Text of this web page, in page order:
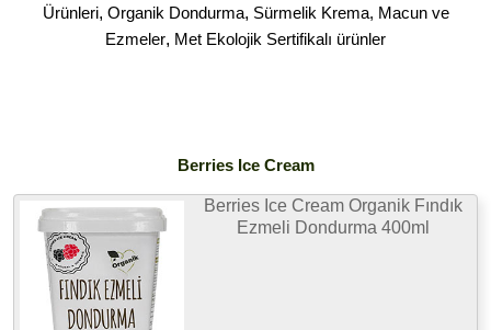
Ürünleri, Organik Dondurma, Sürmelik Krema, Macun ve
Ezmeler, Met Ekolojik Sertifikalı ürünler
Berries Ice Cream
Berries Ice Cream Organik Fındık
Ezmeli Dondurma 400ml